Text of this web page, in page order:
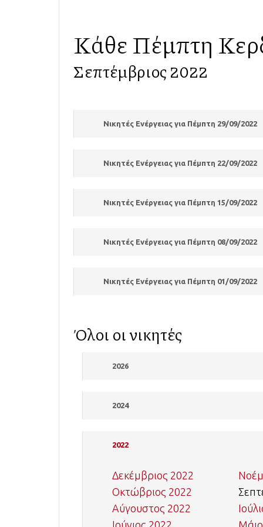
Κάθε Πέμπτη
Σεπτέμβριος 2022
Νικητές Ενέργειας για Πέμπτη 29/09/2022
Νικητές Ενέργειας για Πέμπτη 22/09/2022
Νικητές Ενέργειας για Πέμπτη 15/09/2022
Νικητές Ενέργειας για Πέμπτη 08/09/2022
Νικητές Ενέργειας για Πέμπτη 01/09/2022
Όλοι οι νικητές
2026
2024
2022
Δεκέμβριος 2022
Οκτώβριος 2022
Αύγουστος 2022
Ιούνιος 2022